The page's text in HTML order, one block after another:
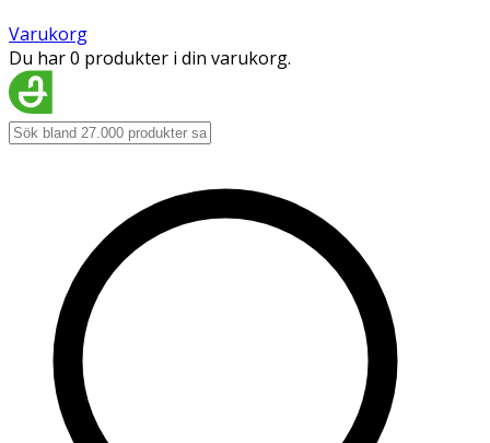
Varukorg
Du har 0 produkter i din varukorg.